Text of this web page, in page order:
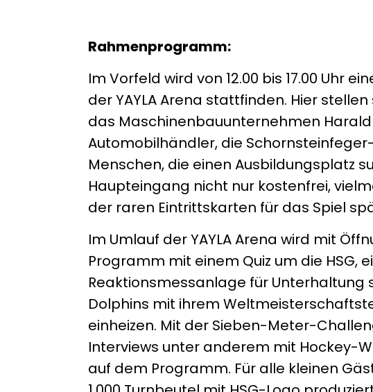
Rahmenprogramm:
Im Vorfeld wird von 12.00 bis 17.00 Uhr
der YAYLA Arena stattfinden. Hier
das Maschinenbauunternehmen
Automobilhändler, die
Menschen, die einen Ausbildungsplatz
Haupteingang nicht nur kostenfrei,
der raren Eintrittskarten für das Spiel
Im Umlauf der YAYLA Arena wird mit
Programm mit einem Quiz um die
Reaktionsmessanlage für
Dolphins mit ihrem
einheizen. Mit der Sieben-Meter-
Interviews unter anderem mit Hockey-
auf dem Programm. Für alle kleinen